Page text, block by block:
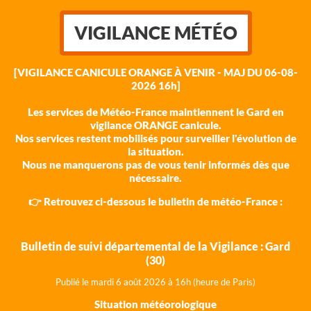
VIGILANCE MÉTÉO
[VIGILANCE CANICULE ORANGE À VENIR - MAJ DU 06-08-
2026 16h]
Les services de Météo-France maintiennent le Gard en
vigilance ORANGE canicule.
Nos services restent mobilisés pour surveiller l'évolution de
la situation.
Nous ne manquerons pas de vous tenir informés dès que
nécessaire.
👉 Retrouvez ci-dessous le bulletin de météo-France :
Bulletin de suivi départemental de la Vigilance : Gard
(30)
Publié le mardi 6 août 2026 à 16h (heure de Paris)
Situation météorologique